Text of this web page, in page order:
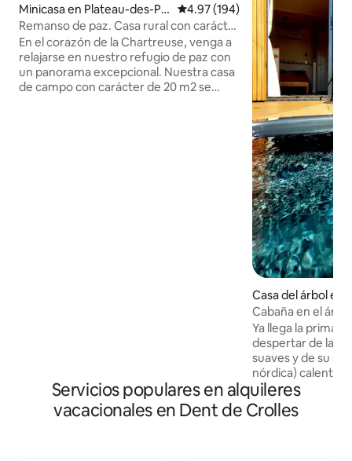
Minicasa en Plateau-des-Pe
tites-Roches
Calificación promedio: 4.97 de
4.97 (194)
Remanso de paz. Casa rural con carácter
con sauna
En el corazón de la Chartreuse, venga a
relajarse en nuestro refugio de paz con
un panorama excepcional. Nuestra casa
de campo con carácter de 20 m2 se
Casa del árbol en
Cabaña en el
vista, spa privado
Ya llega la
despertar de la
suaves y de su
nórdica)
impresionantes y
con proyector de
perfecta en la
Servicios populares en alquileres
vacacionales en Dent de Crolles